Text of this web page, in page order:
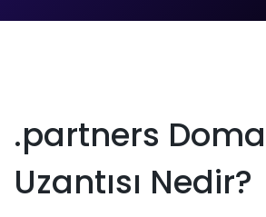
.partners
Uzantısı Nedir?